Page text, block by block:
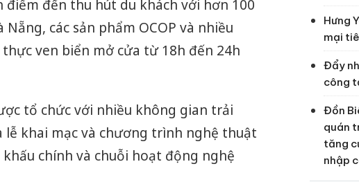
điểm đến thu hút du khách với hơn 100
các sản phẩm OCOP và nhiều
ven biển mở cửa từ 18h đến 24h
tổ chức với nhiều không gian trải
lễ khai mạc và chương trình nghệ thuật
chính và chuỗi hoạt động nghệ
Hưng
mại
Đẩy
công
Đồn
quán
tăng
nhập